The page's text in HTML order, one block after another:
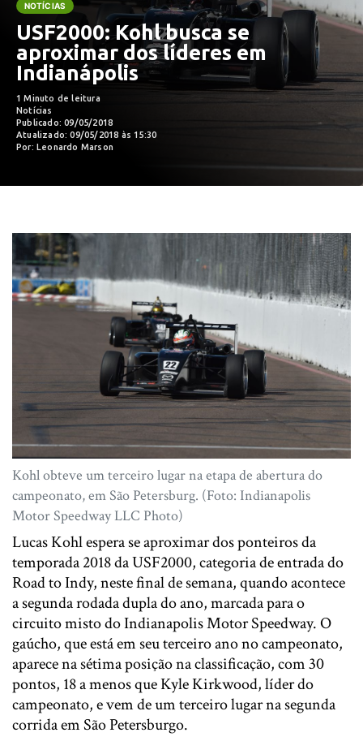
NOTÍCIAS
USF2000: Kohl busca se
aproximar dos líderes em
Indianápolis
1 Minuto de leitura
Notícias
Publicado: 09/05/2018
Atualizado: 09/05/2018 às 15:30
Por: Leonardo Marson
Kohl obteve um terceiro lugar na etapa de abertura do
campeonato, em São Petersburg. (Foto: Indianapolis
Motor Speedway LLC Photo)
Lucas Kohl espera se aproximar dos ponteiros da
temporada 2018 da USF2000, categoria de entrada do
Road to Indy, neste final de semana, quando acontece
a segunda rodada dupla do ano, marcada para o
circuito misto do Indianapolis Motor Speedway. O
gaúcho, que está em seu terceiro ano no campeonato,
aparece na sétima posição na classificação, com 30
pontos, 18 a menos que Kyle Kirkwood, líder do
campeonato, e vem de um terceiro lugar na segunda
corrida em São Petersburgo.